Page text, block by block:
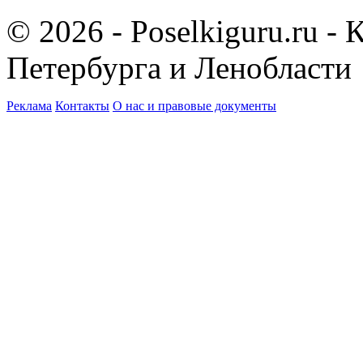
© 2026 - Poselkiguru.ru -
Петербурга и Ленобласти
Реклама Контакты О нас и правовые документы